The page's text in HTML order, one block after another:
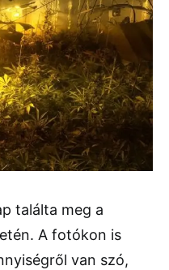
találta meg a
A fotókon is
van szó,